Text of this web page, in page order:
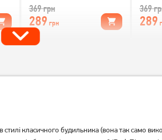
369грн
289 грн
369
289
класичного будильника (вона так само